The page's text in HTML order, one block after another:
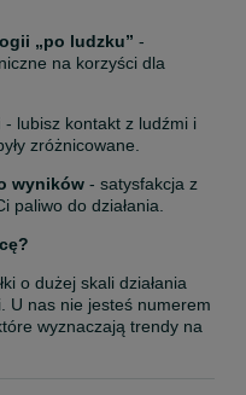
„po ludzku” -
na korzyści dla
- lubisz kontakt z ludźmi i
zróżnicowane.
wyników - satysfakcja z
paliwo do działania.
o dużej skali działania
U nas nie jesteś numerem
wyznaczają trendy na